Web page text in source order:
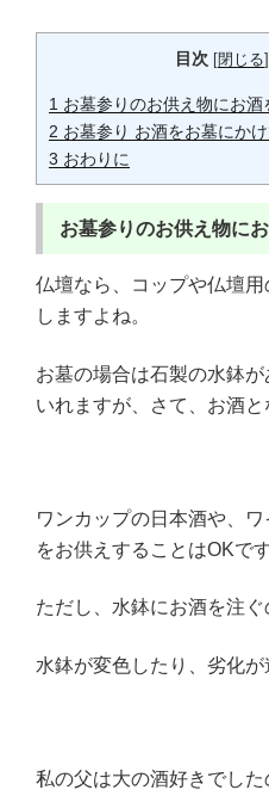
目次 [閉じる]
1 お墓参りのお供え物にお
2 お墓参り お酒をお墓にか
3 おわりに
お墓参りのお供え物に
仏壇なら、コップや仏壇
しますよね。
お墓の場合は石製の水鉢
いれますが、さて、お酒と
ワンカップの日本酒や、
をお供えすることはOKです
ただし、水鉢にお酒を注ぐ
水鉢が変色したり、劣化が
私の父は大の酒好きでし